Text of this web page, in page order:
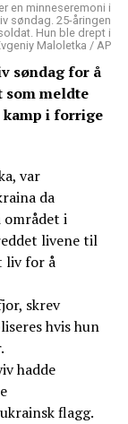
en minneseremoni i
søndag. 25-åringen
Hun ble drept i
Maloletka / AP
søndag for å
som meldte
kamp i forrige
var
da
området i
livene til
liv for å
skrev
hvis hun
hadde
flagg.